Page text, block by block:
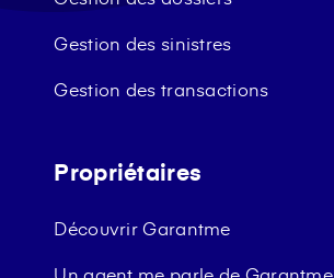
Gestion des sinistres
Gestion des transactions
Propriétaires
Découvrir Garantme